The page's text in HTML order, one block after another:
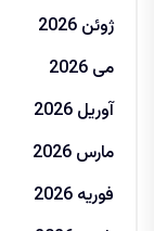
ژوئن 2026
می 2026
آوریل 2026
مارس 2026
فوریه 2026